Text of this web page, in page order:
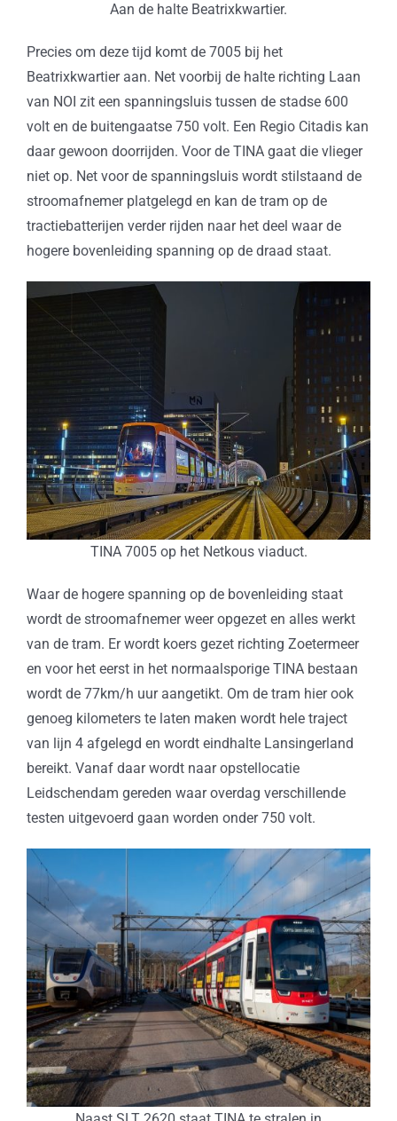
Aan de halte Beatrixkwartier.
Precies om deze tijd komt de 7005 bij het
Beatrixkwartier aan. Net voorbij de halte richting Laan
van NOI zit een spanningsluis tussen de stadse 600
volt en de buitengaatse 750 volt. Een Regio Citadis kan
daar gewoon doorrijden. Voor de TINA gaat die vlieger
niet op. Net voor de spanningsluis wordt stilstaand de
stroomafnemer platgelegd en kan de tram op de
tractiebatterijen verder rijden naar het deel waar de
hogere bovenleiding spanning op de draad staat.
TINA 7005 op het Netkous viaduct.
Waar de hogere spanning op de bovenleiding staat
wordt de stroomafnemer weer opgezet en alles werkt
van de tram. Er wordt koers gezet richting Zoetermeer
en voor het eerst in het normaalsporige TINA bestaan
wordt de 77km/h uur aangetikt. Om de tram hier ook
genoeg kilometers te laten maken wordt hele traject
van lijn 4 afgelegd en wordt eindhalte Lansingerland
bereikt. Vanaf daar wordt naar opstellocatie
Leidschendam gereden waar overdag verschillende
testen uitgevoerd gaan worden onder 750 volt.